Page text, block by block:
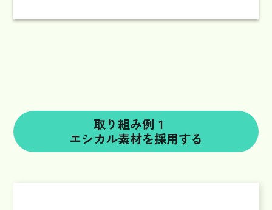
取り組み例１
エシカル素材を採用する